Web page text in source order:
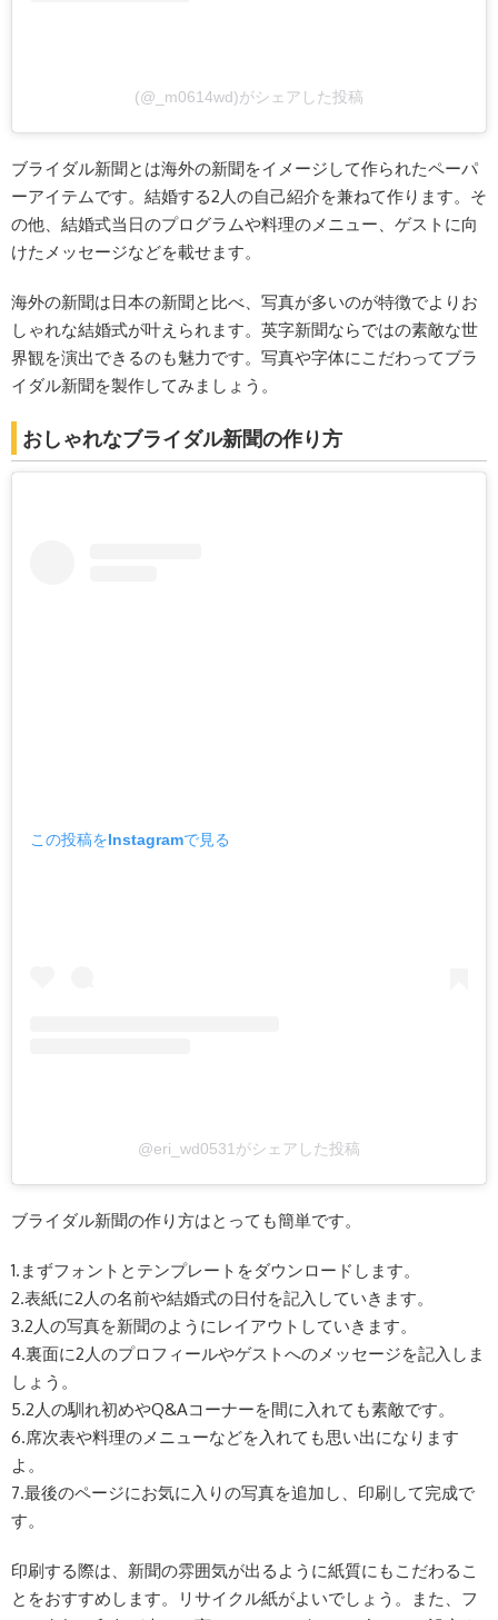
(@_m0614wd)がシェアした投稿
ブライダル新聞とは海外の新聞をイメージして作られたペーパ
ーアイテムです。結婚する2人の自己紹介を兼ねて作ります。そ
の他、結婚式当日のプログラムや料理のメニュー、ゲストに向
けたメッセージなどを載せます。
海外の新聞は日本の新聞と比べ、写真が多いのが特徴でよりお
しゃれな結婚式が叶えられます。英字新聞ならではの素敵な世
界観を演出できるのも魅力です。写真や字体にこだわってブラ
イダル新聞を製作してみましょう。
おしゃれなブライダル新聞の作り方
この投稿をInstagramで見る
@eri_wd0531がシェアした投稿
ブライダル新聞の作り方はとっても簡単です。
1.まずフォントとテンプレートをダウンロードします。
2.表紙に2人の名前や結婚式の日付を記入していきます。
3.2人の写真を新聞のようにレイアウトしていきます。
4.裏面に2人のプロフィールやゲストへのメッセージを記入しま
しょう。
5.2人の馴れ初めやQ&Aコーナーを間に入れても素敵です。
6.席次表や料理のメニューなどを入れても思い出になります
よ。
7.最後のページにお気に入りの写真を追加し、印刷して完成で
す。
印刷する際は、新聞の雰囲気が出るように紙質にもこだわるこ
とをおすすめします。リサイクル紙がよいでしょう。また、フ